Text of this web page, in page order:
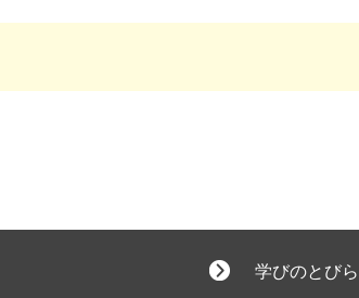
学びのとびら